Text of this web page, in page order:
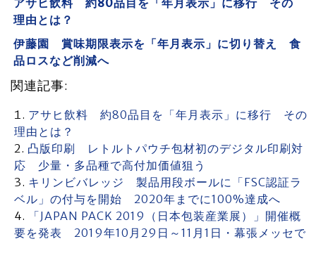
アサヒ飲料 約80品目を「年月表示」に移行 その
理由とは？
伊藤園 賞味期限表示を「年月表示」に切り替え 食
品ロスなど削減へ
関連記事:
アサヒ飲料 約80品目を「年月表示」に移行 その
理由とは？
凸版印刷 レトルトパウチ包材初のデジタル印刷対
応 少量・多品種で高付加価値狙う
キリンビバレッジ 製品用段ボールに「FSC認証ラ
ベル」の付与を開始 2020年までに100%達成へ
「JAPAN PACK 2019（日本包装産業展）」開催概
要を発表 2019年10月29日～11月1日・幕張メッセで